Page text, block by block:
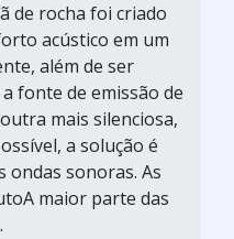
de rocha foi criado
acústico em um
além de ser
fonte de emissão de
mais silenciosa,
a solução é
ondas sonoras. As
maior parte das